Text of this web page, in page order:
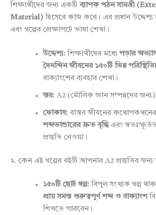
শিক্ষার্থীদের জন্য একটিব্যাপক পঠন সামগ্রী
Material) হিসেবে কাজ করে। এর প্রধান
এবং গল্পের প্রেক্ষাপটে ভাষা শেখা।
উদ্দেশ্য: শিক্ষার্থীদের মধ্যে পড়ার
দৈনন্দিন জীবনের ১৫০টি ভিন্ন
বাক্যাংশের ব্যবহার শেখা।
স্তর: A2 (মৌলিক জ্ঞান সম্পন্নদের
ফোকাস: বাস্তব জীবনের
শব্দভান্ডারের দ্রুত বৃদ্ধিএবং
প্রস্তুতি নেওয়া।
২. কেন এই গল্পের বইটি আপনার A2 প্রস্তুতির জন্য
১৫০টি ছোট গল্প: বিপুল সংখ্যক গল্প
প্রায় সমস্ত গুরুত্বপূর্ণ শব্দ ও বাক্যাংশ
শিখতে পারবেন।